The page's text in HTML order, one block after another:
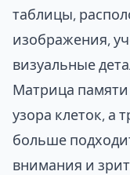
таблицы,
изображения,
визуальные
Матрица
узора клеток, а
больше
внимания и